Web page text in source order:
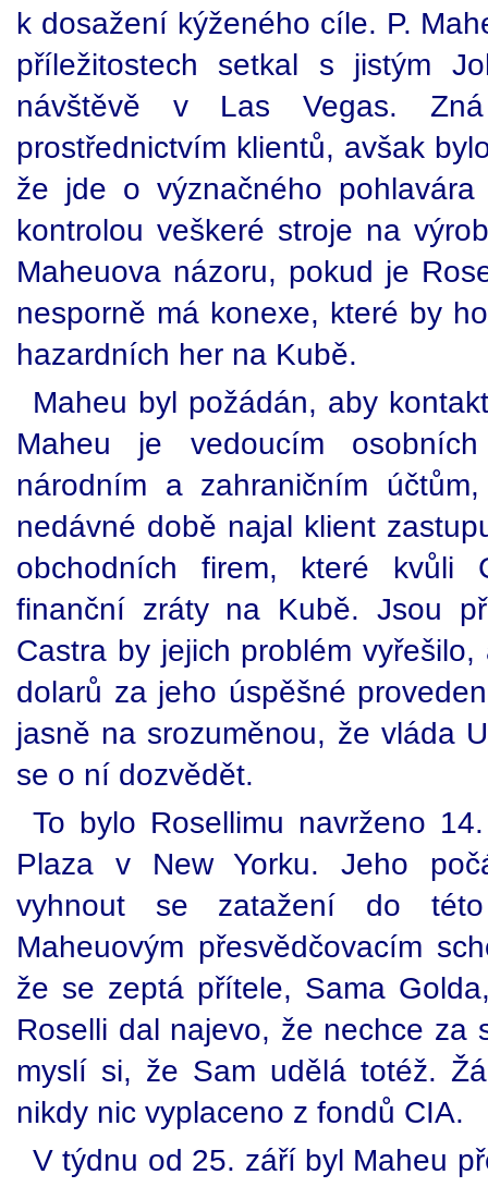
k dosažení kýženého cíle. P.
příležitostech setkal s jistým
návštěvě v Las Vegas.
prostřednictvím klientů, avšak
že jde o význačného
kontrolou veškeré stroje na
Maheuova názoru, pokud je
nesporně má konexe, které by
hazardních her na Kubě.
Maheu byl požádán, aby
Maheu je vedoucím
národním a zahraničním
nedávné době najal klient
obchodních firem, které kvůli
finanční zráty na Kubě. Jsou
Castra by jejich problém
dolarů za jeho úspěšné
jasně na srozuměnou, že vláda
se o ní dozvědět.
To bylo Rosellimu navrženo
Plaza v New Yorku. Jeho
vyhnout se zatažení do
Maheuovým přesvědčovacím
že se zeptá přítele, Sama
Roselli dal najevo, že nechce za
myslí si, že Sam udělá totéž.
nikdy nic vyplaceno z fondů CIA.
V týdnu od 25. září byl Maheu